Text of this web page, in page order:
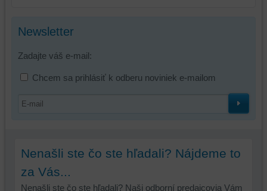
Newsletter
Zadajte váš e-mail:
Chcem sa prihlásiť k odberu noviniek e-mailom
Nenašli ste čo ste hľadali? Nájdeme to
za Vás...
Nenašli ste čo ste hľadali? Naši odborní predajcovia Vám